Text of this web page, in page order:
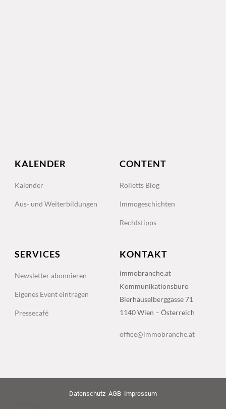
KALENDER
Kalender
Aus- und Weiterbildungen
CONTENT
Rolletts Blog
Immogeschichten
Rechtstipps
SERVICES
Newsletter abonnieren
Eigenes Event eintragen
Pressecafé
KONTAKT
immobranche.at
Kommunikationsbüro
Bierhäuselberggasse 71
1140 Wien – Österreich
office@immobranche.at
Datenschutz AGB Impressum